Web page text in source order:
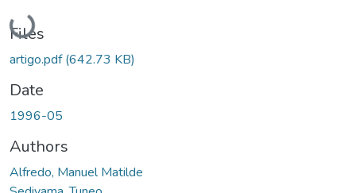
Loading...
Files
artigo.pdf(642.73 KB)
Date
1996-05
Authors
Alfredo, Manuel Matilde